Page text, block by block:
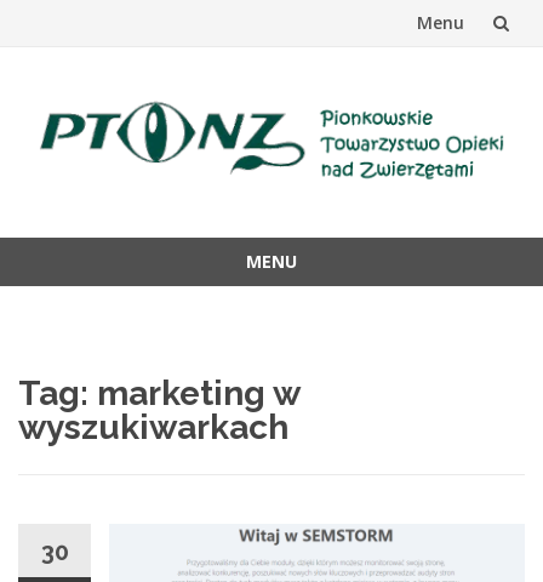
Menu
MENU
Tag: marketing w
wyszukiwarkach
30